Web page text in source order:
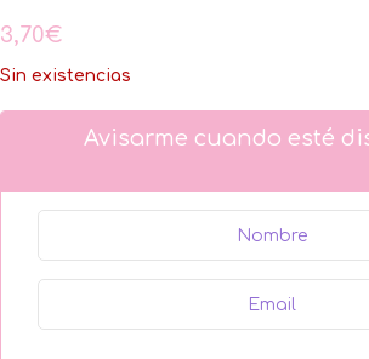
3,70€
Sin existencias
Avisarme cuando esté